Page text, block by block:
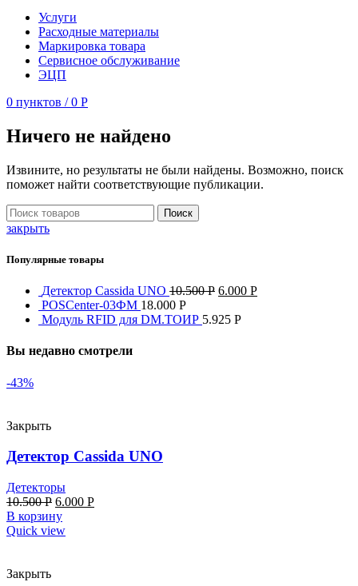
Услуги
Расходные материалы
Маркировка товара
Сервисное обслуживание
ЭЦП
0 пунктов / 0 Р
Ничего не найдено
Извините, но результаты не были найдены. Возможно, поиск
поможет найти соответствующие публикации.
Поиск
закрыть
Популярные товары
Детектор Cassida UNO 10.500Р 6.000 Р
POSCenter-03ФМ 18.000 Р
Модуль RFID для DM.ТОИР 5.925 Р
Вы недавно смотрели
-43%
Закрыть
Детектор Cassida UNO
Детекторы
10.500Р 6.000 Р
В корзину
Quick view
Закрыть